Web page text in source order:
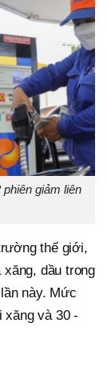
giảm liên
thế giới,
xăng, dầu trong
này. Mức
xăng và 30 -